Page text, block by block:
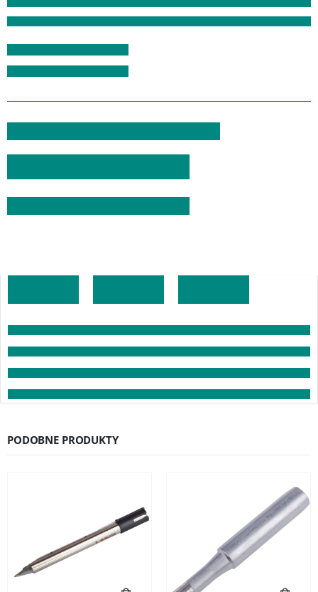
PODOBNE PRODUKTY